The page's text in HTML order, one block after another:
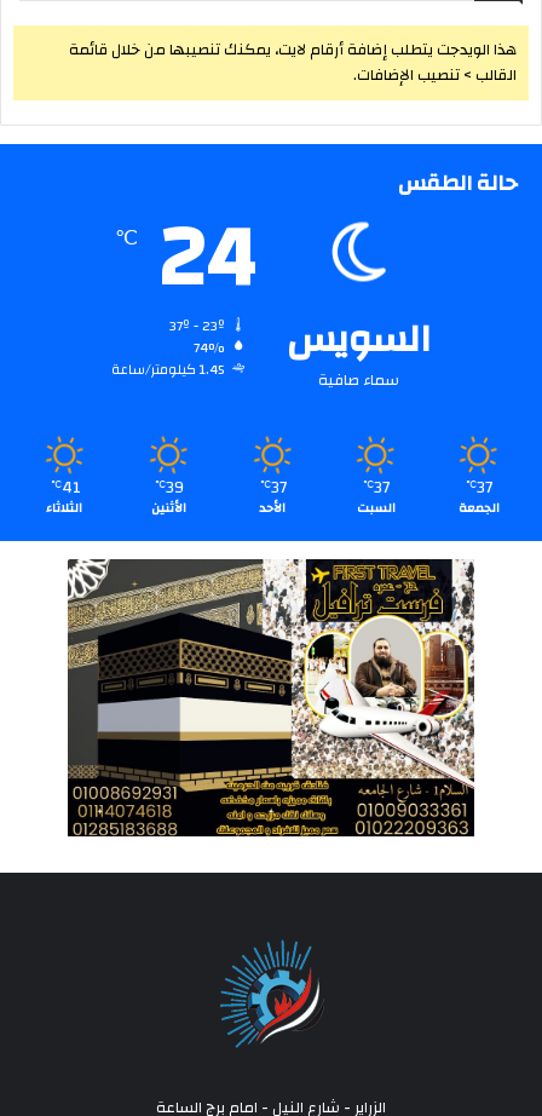
هذا الويدجت يتطلب إضافة أرقام لايت، يمكنك تنصيبها من خلال قائمة
القالب > تنصيب الإضافات.
حالة الطقس
السويس
سماء صافية
24
℃
74%
1.45 كيلومتر/ساعة
37
℃
الجمعة
37
℃
السبت
37
℃
الأحد
39
℃
الأثنين
41
℃
الثلاثاء
الزراير - شارع النيل - امام برج الساعة